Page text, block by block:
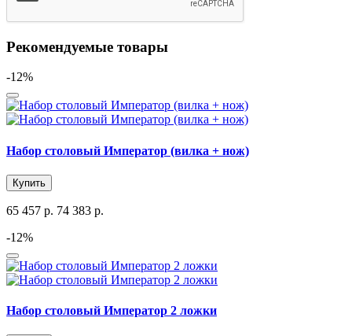
Рекомендуемые товары
-12%
Набор столовый Император (вилка + нож)
Купить
65 457 р. 74 383 р.
-12%
Набор столовый Император 2 ложки